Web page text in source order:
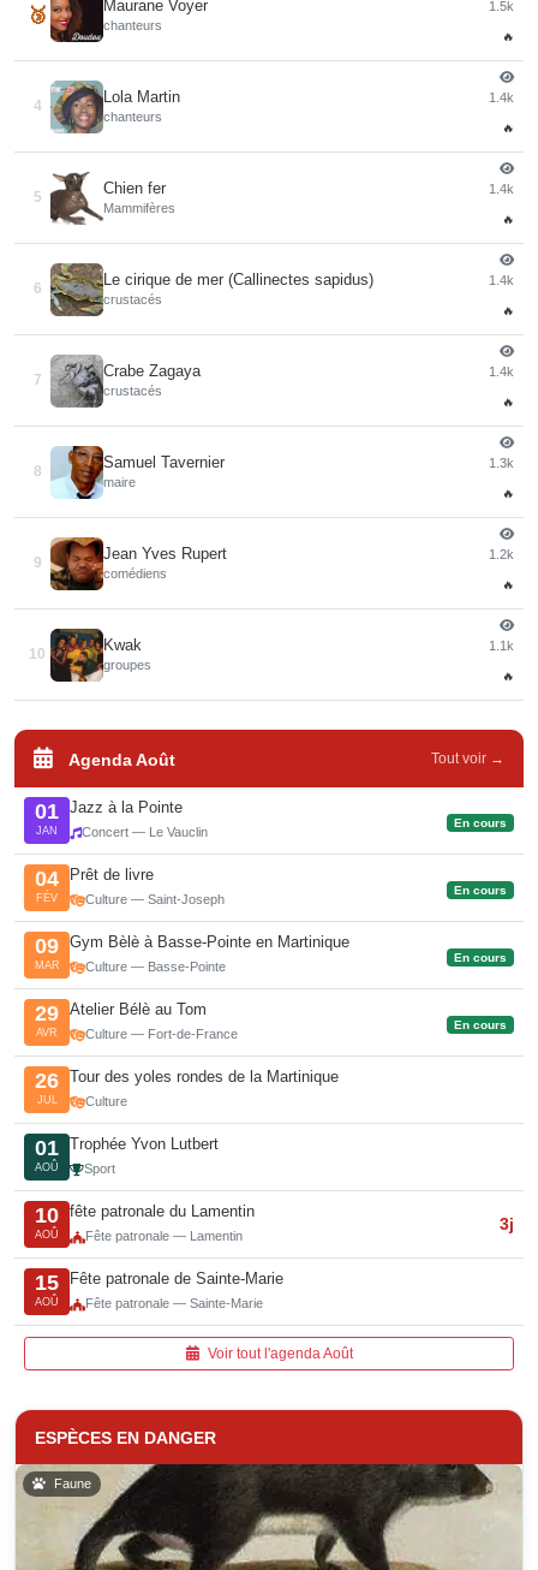
🥉 Maurane Voyer
chanteurs
1.5k
🔥
4
Lola Martin
chanteurs
1.4k
🔥
5
Chien fer
Mammifères
1.4k
🔥
6
Le cirique de mer (Callinectes sapidus)
crustacés
1.4k
🔥
7
Crabe Zagaya
crustacés
1.4k
🔥
8
Samuel Tavernier
maire
1.3k
🔥
9
Jean Yves Rupert
comédiens
1.2k
🔥
10
Kwak
groupes
1.1k
🔥
Agenda Août Tout voir →
01
JAN
Jazz à la Pointe
Concert — Le Vauclin
En cours
04
FÉV
Prêt de livre
Culture — Saint-Joseph
En cours
09
MAR
Gym Bèlè à Basse-Pointe en Martinique
Culture — Basse-Pointe
En cours
29
AVR
Atelier Bélè au Tom
Culture — Fort-de-France
En cours
26
JUL
Tour des yoles rondes de la Martinique
Culture
01
AOÛ
Trophée Yvon Lutbert
Sport
10
AOÛ
fête patronale du Lamentin
Fête patronale — Lamentin
3j
15
AOÛ
Fête patronale de Sainte-Marie
Fête patronale — Sainte-Marie
Voir tout l'agenda Août
ESPÈCES EN DANGER
Faune